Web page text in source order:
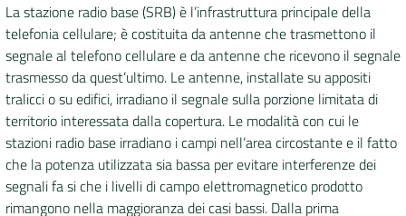
La stazione radio base (SRB) è l’infrastruttura principale della
telefonia cellulare; è costituita da antenne che trasmettono il
segnale al telefono cellulare e da antenne che ricevono il segnale
trasmesso da quest’ultimo. Le antenne, installate su appositi
tralicci o su edifici, irradiano il segnale sulla porzione limitata di
territorio interessata dalla copertura. Le modalità con cui le
stazioni radio base irradiano i campi nell’area circostante e il fatto
che la potenza utilizzata sia bassa per evitare interferenze dei
segnali fa si che i livelli di campo elettromagnetico prodotto
rimangono nella maggioranza dei casi bassi. Dalla prima